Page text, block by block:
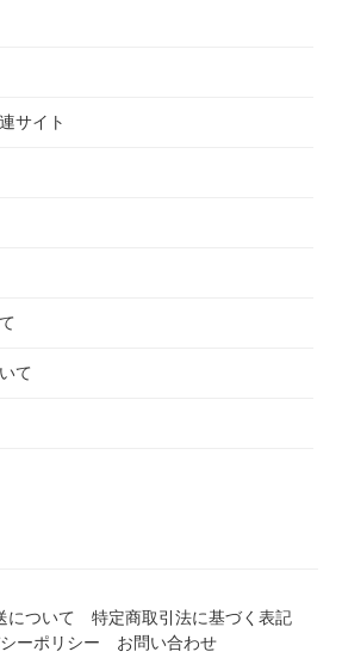
サイト
て
について
特定商取引法に基づく表記
ーポリシー
お問い合わせ